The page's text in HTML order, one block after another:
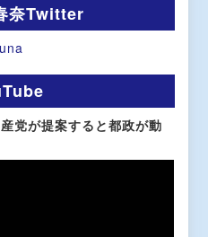
奈Twitter
党が提案すると都政が動